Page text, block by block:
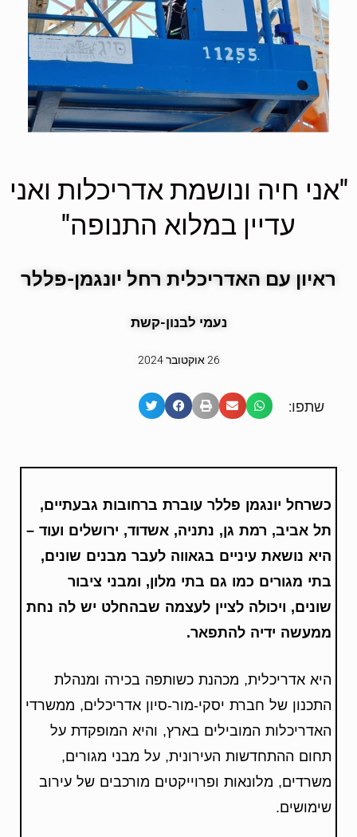
"אני חיה ונושמת אדריכלות ואני
עדיין במלוא התנופה"
ראיון עם האדריכלית רחל יונגמן-פללר
נעמי לבנון-קשת
26 אוקטובר 2024
שתפו:
כשרחל יונגמן פללר עוברת ברחובות גבעתיים,
תל אביב, רמת גן, נתניה, אשדוד, ירושלים ועוד –
היא נושאת עיניים בגאווה לעבר מבנים שונים,
בתי מגורים כמו גם בתי מלון, ומבני ציבור
שונים, ויכולה לציין לעצמה שבהחלט יש לה נחת
ממעשה ידיה להתפאר.
היא אדריכלית, מכהנת כשותפה בכירה ומנהלת
התכנון של חברת יסקי-מור-סיון אדריכלים, ממשרדי
האדריכלות המובילים בארץ, והיא המופקדת על
תחום ההתחדשות העירונית, על מבני מגורים,
משרדים, מלונאות ופרוייקטים מורכבים של עירוב
שימושים.